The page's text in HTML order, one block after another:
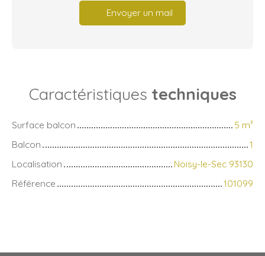
Envoyer un mail
Caractéristiques techniques
Surface balcon 5 m²
Balcon
1
Localisation
Noisy-le-Sec 93130
Référence
101099